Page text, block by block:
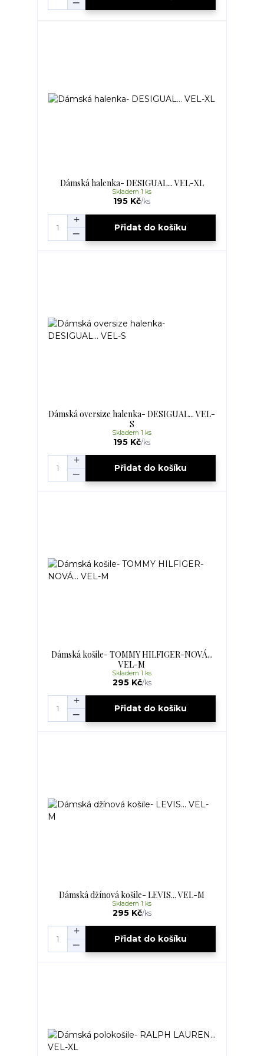
Dámská halenka- DESIGUAL... VEL-XL
195 Kč/ks
Skladem 1 ks
Přidat do košíku
Dámská oversize halenka- DESIGUAL... VEL-
S
195 Kč/ks
Skladem 1 ks
Přidat do košíku
Dámská košile- TOMMY HILFIGER-NOVÁ...
VEL-M
295 Kč/ks
Skladem 1 ks
Přidat do košíku
Dámská džínová košile- LEVIS... VEL-M
295 Kč/ks
Skladem 1 ks
Přidat do košíku